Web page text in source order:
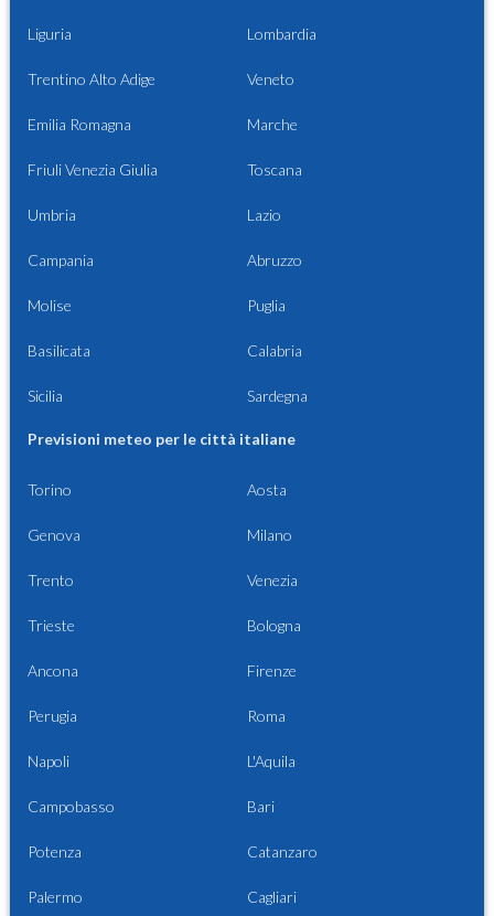
Liguria Lombardia
Trentino Alto Adige Veneto
Emilia Romagna Marche
Friuli Venezia Giulia Toscana
Umbria Lazio
Campania Abruzzo
Molise Puglia
Basilicata Calabria
Sicilia Sardegna
Previsioni meteo per le città italiane
Torino Aosta
Genova Milano
Trento Venezia
Trieste Bologna
Ancona Firenze
Perugia Roma
Napoli L'Aquila
Campobasso Bari
Potenza Catanzaro
Palermo Cagliari